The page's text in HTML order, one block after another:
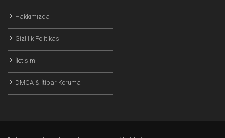
Hakkımızda
Gizlilik Politikası
İletişim
DMCA & İtibar Koruma